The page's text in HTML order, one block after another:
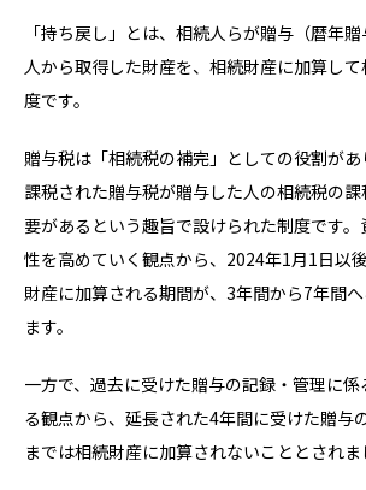
「持ち戻し」とは、相続人らが贈与（暦年
人から取得した財産を、相続財産に加算し
度です。
贈与税は「相続税の補完」としての役割が
課税された贈与税が贈与した人の相続税の
要があるという趣旨で設けられた制度です
性を高めていく観点から、2024年1月1日以
財産に加算される期間が、3年間から7年間
ます。
一方で、過去に受けた贈与の記録・管理に
る観点から、延長された4年間に受けた贈与
までは相続財産に加算されないこととされま